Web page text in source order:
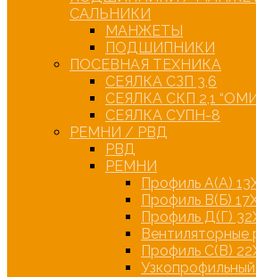
САЛЬНИКИ
МАНЖЕТЫ
ПОДШИПНИКИ
ПОСЕВНАЯ ТЕХНИКА
СЕЯЛКА СЗП 3,6
СЕЯЛКА СКП 2,1
СЕЯЛКА СУПН-8
РЕМНИ / РВД
РВД
РЕМНИ
Профиль А(А)
Профиль В(Б)
Профиль Д(Г)
Вентиляторные
Профиль С(В)
Узкопрофильный